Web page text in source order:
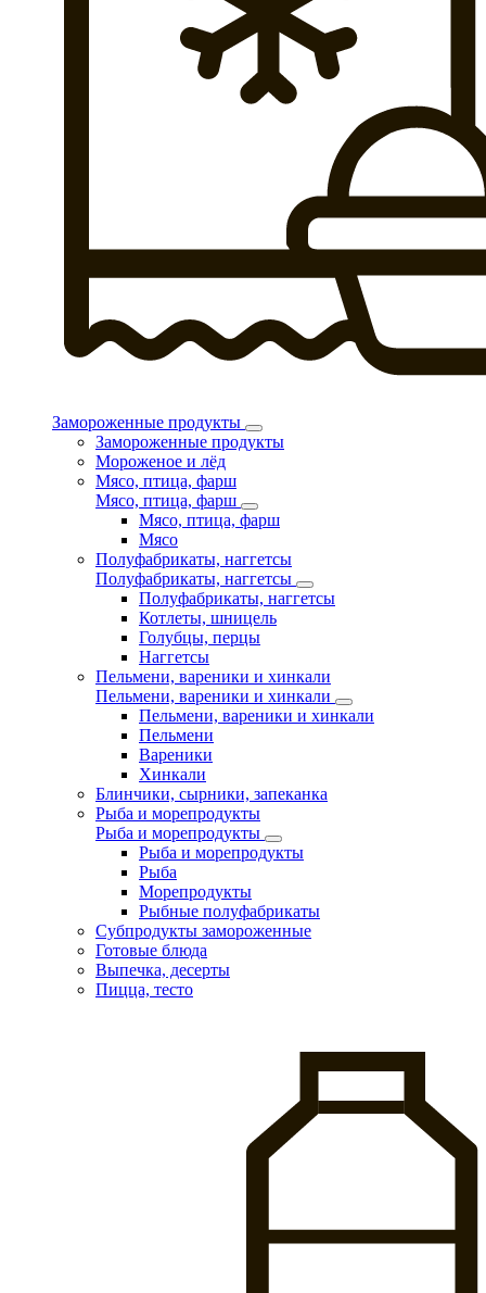
Замороженные продукты
Замороженные продукты
Мороженое и лёд
Мясо, птица, фарш
Мясо, птица, фарш
Мясо, птица, фарш
Мясо
Полуфабрикаты, наггетсы
Полуфабрикаты, наггетсы
Полуфабрикаты, наггетсы
Котлеты, шницель
Голубцы, перцы
Наггетсы
Пельмени, вареники и хинкали
Пельмени, вареники и хинкали
Пельмени, вареники и хинкали
Пельмени
Вареники
Хинкали
Блинчики, сырники, запеканка
Рыба и морепродукты
Рыба и морепродукты
Рыба и морепродукты
Рыба
Морепродукты
Рыбные полуфабрикаты
Субпродукты замороженные
Готовые блюда
Выпечка, десерты
Пицца, тесто